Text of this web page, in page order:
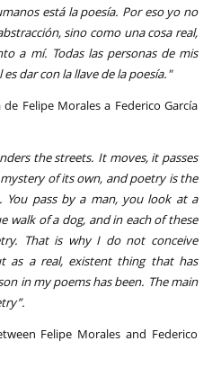
está la poesía. Por eso yo no
sino como una cosa real,
a mí. Todas las personas de mis
dar con la llave de la poesía."
Felipe Morales a Federico García
the streets. It moves, it passes
of its own, and poetry is the
You pass by a man, you look at a
walk of a dog, and in each of these
That is why I do not conceive
as a real, existent thing that has
in my poems has been. The main
Felipe Morales and Federico